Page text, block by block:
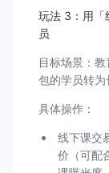
玩法 3：用「
员
目标场景：
包的学员转为
具体操作：
线下课交
价（可配